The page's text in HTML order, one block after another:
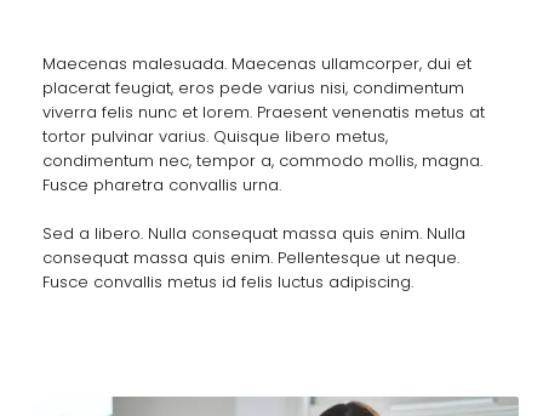
Maecenas malesuada. Maecenas ullamcorper, dui et
placerat feugiat, eros pede varius nisi, condimentum
viverra felis nunc et lorem. Praesent venenatis metus at
tortor pulvinar varius. Quisque libero metus,
condimentum nec, tempor a, commodo mollis, magna.
Fusce pharetra convallis urna.
Sed a libero. Nulla consequat massa quis enim. Nulla
consequat massa quis enim. Pellentesque ut neque.
Fusce convallis metus id felis luctus adipiscing.